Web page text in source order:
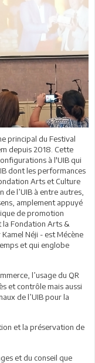
principal du Festival
depuis 2018. Cette
à l'UIB qui
dont les performances
Arts et Culture
l’UIB à entre autres,
amplement appuyé
de promotion
la Fondation Arts &
Néji - est Mécène
et qui englobe
l’usage du QR
et contrôle mais aussi
de l’UIB pour la
et la préservation de
et du conseil que